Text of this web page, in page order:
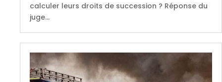
calculer leurs droits de succession ? Réponse du
juge…